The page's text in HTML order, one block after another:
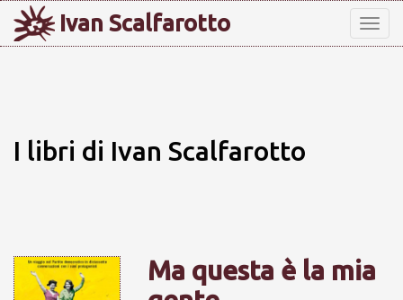
Ivan Scalfarotto
I libri di Ivan Scalfarotto
Ma questa è la mia